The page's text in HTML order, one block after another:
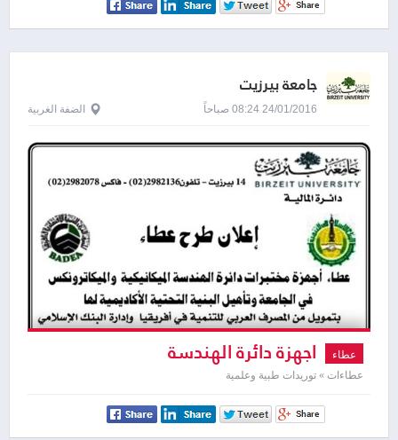
جامعة بيرزيت
24/01/2016 08:24 صباحاً الضفة الغربية
عطاء اجهزة دائرة الهندسة
عطاءات » توريدات طبية وعلمية